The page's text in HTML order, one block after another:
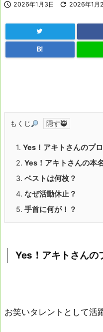
 2026年1月3日  2026年1月
B!
もくじ
1. Yes！アキトさんのプ
2. Yes！アキトさんの本
3. ベストは何枚？
4. なぜ活動休止？
5. 手首に何が！？
Yes！アキトさんの
お笑いタレントとして活